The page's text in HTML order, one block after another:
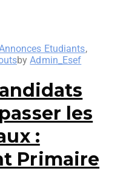
Etudiants,
byAdmin_Esef
les
:
Primaire